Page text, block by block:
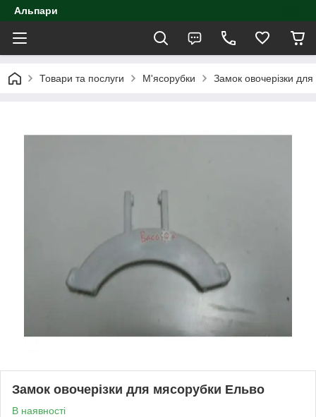
Альпари
Товари та послуги М'ясорубки Замок овочерізки
Замок овочерізки для мясорубки Ельво
В наявності